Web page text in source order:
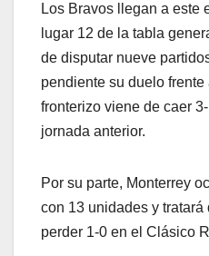
Los Bravos llegan a este
lugar 12 de la tabla
de disputar nueve
pendiente su duelo
fronterizo viene de caer
jornada anterior.
Por su parte, Monterrey
con 13 unidades y tratará
perder 1-0 en el Clásico